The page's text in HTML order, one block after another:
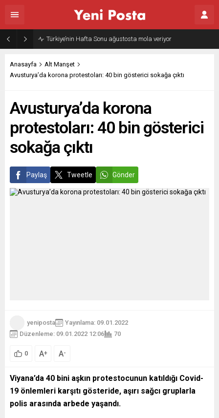
Türkiye’nin Hafta Sonu ağustosta mola veriyor
Anasayfa
Alt Manşet
Avusturya’da korona protestoları: 40 bin gösterici sokağa çıktı
Avusturya’da korona
protestoları: 40 bin gösterici
sokağa çıktı
Paylaş Tweetle Gönder
yeniposta
Yayınlama: 09.01.2022
Düzenleme: 09.01.2022 12:06
70
0 A+ A-
Viyana’da 40 bini aşkın protestocunun katıldığı Covid-
19 önlemleri karşıtı gösteride, aşırı sağcı gruplarla
polis arasında arbede yaşandı.